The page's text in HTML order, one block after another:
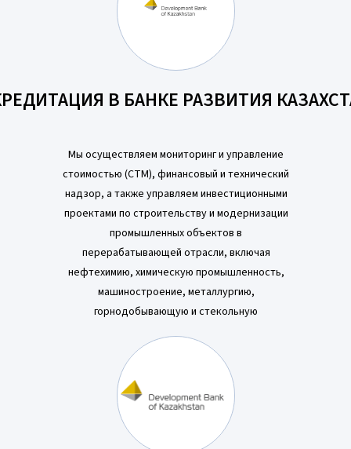
Мы осуществляем мониторинг и управление
стоимостью (CTM), финансовый и технический
надзор, а также управляем инвестиционными
проектами по строительству и модернизации
промышленных объектов в
перерабатывающей отрасли, включая
нефтехимию, химическую промышленность,
машиностроение, металлургию,
горнодобывающую и стекольную
инфраструктурными проектами:
телекоммуникациями, электростанциями,
транспортно-логистическими центрами,
морскими портами и аэропортами.
В БАНКЕ РАЗВИТИЯ